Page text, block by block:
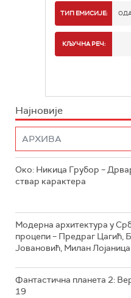
ТИП ЕМИСИЈЕ:
КЉУЧНА РЕЧ:
Најновије
Око: Никица Грубор –
ствар карактера
Модерна архитектура у
процепи – Предраг Цагић,
Јовановић, Милан Лојаница
Фантастична планета 2:
19